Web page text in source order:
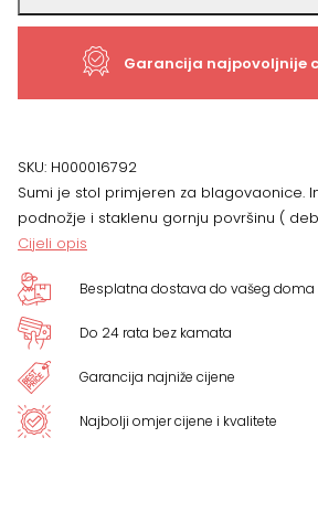
dimenzije
80
75
cm,
proziran
količina
Garancija najpovoljnije
SKU: H000016792
Sumi je stol primjeren za blagovaonice.
podnožje i staklenu gornju površinu (
Cijeli opis
Besplatna dostava do vašeg doma
Do 24 rata bez kamata
Garancija najniže cijene
Najbolji omjer cijene i kvalitete